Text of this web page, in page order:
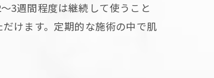
3週間程度は継続して使うこと
けます。定期的な施術の中で肌